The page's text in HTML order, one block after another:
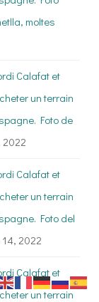
moltes
Calafat et
un terrain
Foto de
2022
Calafat et
un terrain
Foto del
2022
Calafat et
un terrain